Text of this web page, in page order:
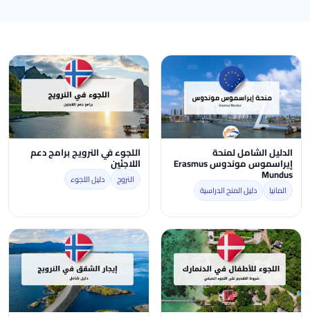
الدليل الشامل لمنحة
إيراسموس موندوس Erasmus
Mundus
المانيا دليل المنح الدراسية
اللجوء في النرويج برامج دعم
اللاجئين
النروج دليل اللجوء